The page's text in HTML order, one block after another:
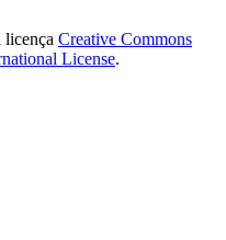
licença Creative Commons
License.